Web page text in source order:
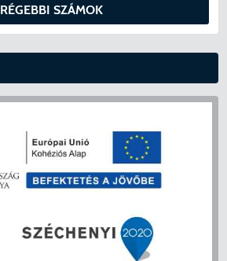
RÉGEBBI SZÁMOK